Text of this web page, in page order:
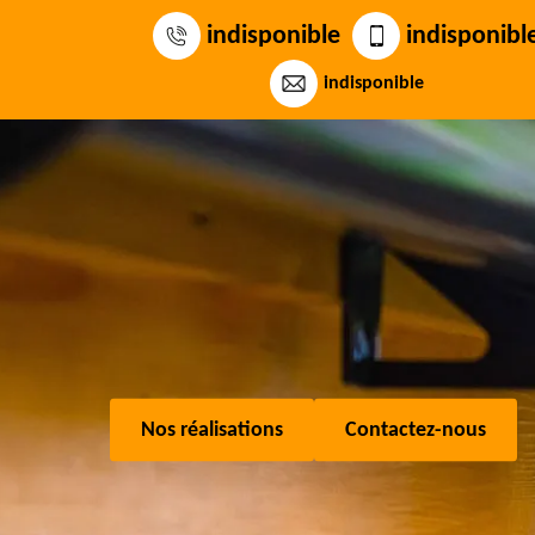
indisponible
indisponible
Nos réalisations Contactez-nous